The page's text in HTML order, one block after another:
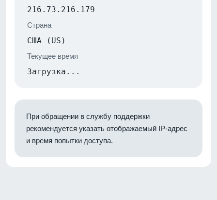
216.73.216.179
Страна
США (US)
Текущее время
Загрузка...
При обращении в службу поддержки
рекомендуется указать отображаемый IP-адрес
и время попытки доступа.